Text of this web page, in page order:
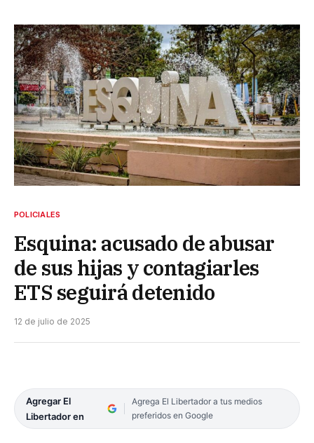
POLICIALES
Esquina: acusado de abusar
de sus hijas y contagiarles
ETS seguirá detenido
12 de julio de 2025
Agregar El
Libertador en
Agrega El Libertador a tus medios
preferidos en Google